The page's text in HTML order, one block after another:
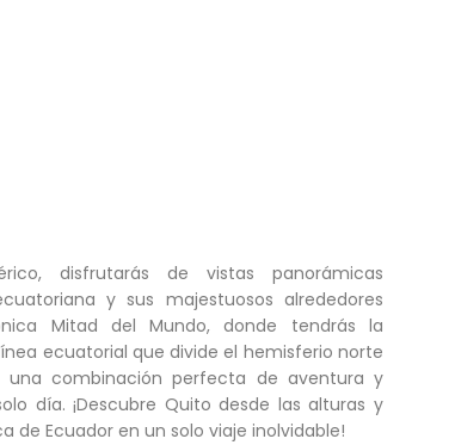
disfrutarás de vistas panorámicas
y sus majestuosos alrededores
Mitad del Mundo, donde tendrás la
ecuatorial que divide el hemisferio norte
una combinación perfecta de aventura y
día. ¡Descubre Quito desde las alturas y
de Ecuador en un solo viaje inolvidable!